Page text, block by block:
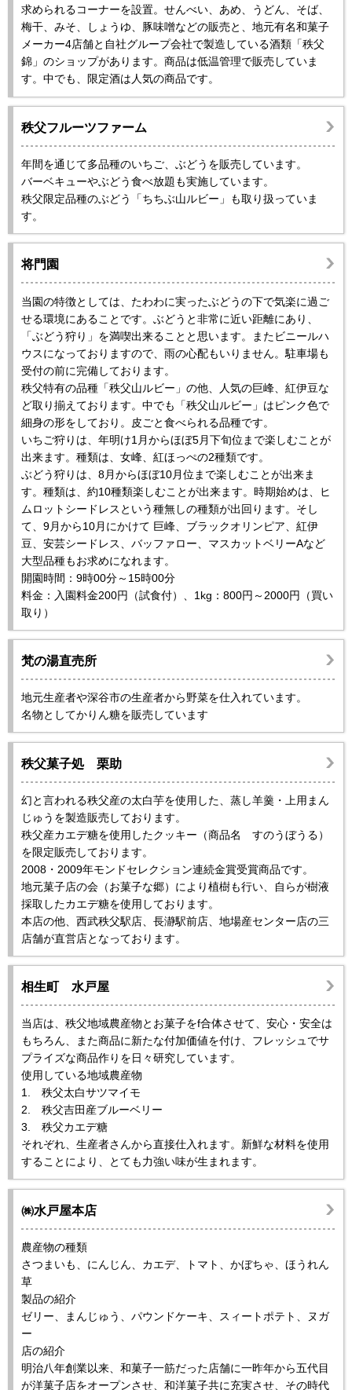
求められるコーナーを設置。せんべい、あめ、うどん、そば、
梅干、みそ、しょうゆ、豚味噌などの販売と、地元有名和菓子
メーカー4店舗と自社グループ会社で製造している酒類「秩父
錦」のショップがあります。商品は低温管理で販売していま
す。中でも、限定酒は人気の商品です。
秩父フルーツファーム
年間を通じて多品種のいちご、ぶどうを販売しています。
バーベキューやぶどう食べ放題も実施しています。
秩父限定品種のぶどう「ちちぶ山ルビー」も取り扱っていま
す。
将門園
当園の特徴としては、たわわに実ったぶどうの下で気楽に過ご
せる環境にあることです。ぶどうと非常に近い距離にあり、
「ぶどう狩り」を満喫出来ることと思います。またビニールハ
ウスになっておりますので、雨の心配もいりません。駐車場も
受付の前に完備しております。
秩父特有の品種「秩父山ルビー」の他、人気の巨峰、紅伊豆な
ど取り揃えております。中でも「秩父山ルビー」はピンク色で
細身の形をしており。皮ごと食べられる品種です。
いちご狩りは、年明け1月からほぼ5月下旬位まで楽しむことが
出来ます。種類は、女峰、紅ほっぺの2種類です。
ぶどう狩りは、8月からほぼ10月位まで楽しむことが出来ま
す。種類は、約10種類楽しむことが出来ます。時期始めは、ヒ
ムロットシードレスという種無しの種類が出回ります。そし
て、9月から10月にかけて 巨峰、ブラックオリンピア、紅伊
豆、安芸シードレス、バッファロー、マスカットベリーAなど
大型品種もお求めになれます。
開園時間：9時00分～15時00分
料金：入園料金200円（試食付）、1kg：800円～2000円（買い
取り）
梵の湯直売所
地元生産者や深谷市の生産者から野菜を仕入れています。
名物としてかりん糖を販売しています
秩父菓子処 栗助
幻と言われる秩父産の太白芋を使用した、蒸し羊羹・上用まん
じゅうを製造販売しております。
秩父産カエデ糖を使用したクッキー（商品名 すのうぼうる）
を限定販売しております。
2008・2009年モンドセレクション連続金賞受賞商品です。
地元菓子店の会（お菓子な郷）により植樹も行い、自らが樹液
採取したカエデ糖を使用しております。
本店の他、西武秩父駅店、長瀞駅前店、地場産センター店の三
店舗が直営店となっております。
相生町 水戸屋
当店は、秩父地域農産物とお菓子をf合体させて、安心・安全は
もちろん、また商品に新たな付加価値を付け、フレッシュでサ
プライズな商品作りを日々研究しています。
使用している地域農産物
1. 秩父太白サツマイモ
2. 秩父吉田産ブルーベリー
3. 秩父カエデ糖
それぞれ、生産者さんから直接仕入れます。新鮮な材料を使用
することにより、とても力強い味が生まれます。
㈱水戸屋本店
農産物の種類
さつまいも、にんじん、カエデ、トマト、かぼちゃ、ほうれん
草
製品の紹介
ゼリー、まんじゅう、パウンドケーキ、スィートポテト、ヌガ
ー
店の紹介
明治八年創業以来、和菓子一筋だった店舗に一昨年から五代目
が洋菓子店をオープンさせ、和洋菓子共に充実させ、その時代